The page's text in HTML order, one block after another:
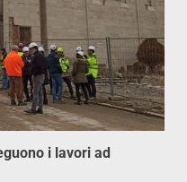
i lavori ad